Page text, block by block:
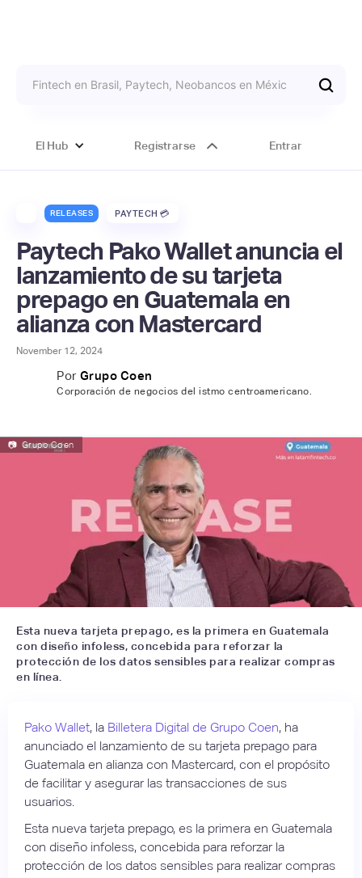
El Hub Registrarse Entrar
RELEASES PAYTECH 💳
Paytech Pako Wallet anuncia el
lanzamiento de su tarjeta
prepago en Guatemala en
alianza con Mastercard
November 12, 2024
Por Grupo Coen
Corporación de negocios del istmo centroamericano.
📷 Grupo Coen
Esta nueva tarjeta prepago, es la primera en Guatemala
con diseño infoless, concebida para reforzar la
protección de los datos sensibles para realizar compras
en línea.
Pako Wallet, la Billetera Digital de Grupo Coen, ha
anunciado el lanzamiento de su tarjeta prepago para
Guatemala en alianza con Mastercard, con el propósito
de facilitar y asegurar las transacciones de sus
usuarios.
Esta nueva tarjeta prepago, es la primera en Guatemala
con diseño infoless, concebida para reforzar la
protección de los datos sensibles para realizar compras